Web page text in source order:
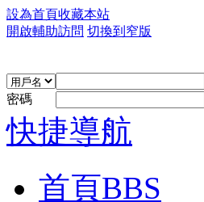
設為首頁收藏本站
開啟輔助訪問 切換到窄版
密碼
快捷導航
首頁BBS